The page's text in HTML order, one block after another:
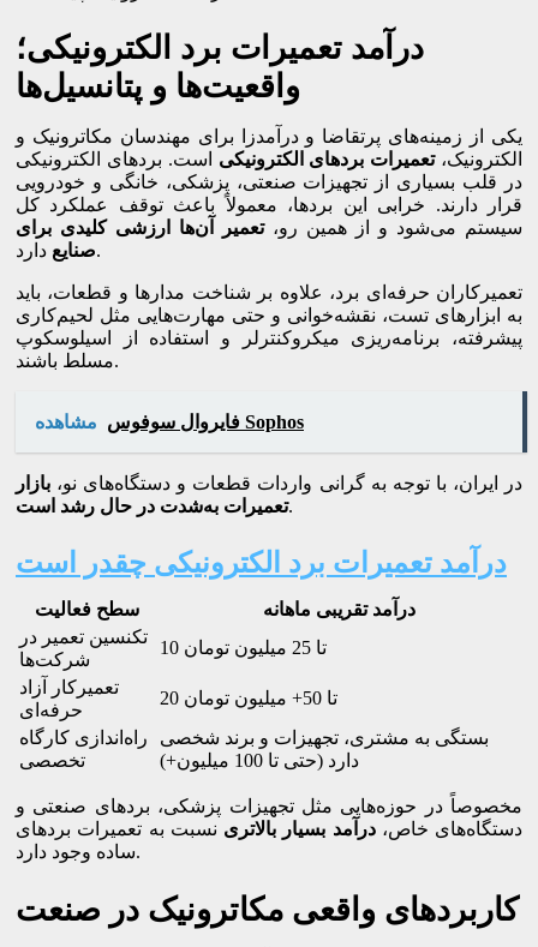
درآمد تعمیرات برد الکترونیکی؛
واقعیت‌ها و پتانسیل‌ها
یکی از زمینه‌های پرتقاضا و درآمدزا برای مهندسان مکاترونیک و
الکترونیک،تعمیرات بردهای الکترونیکی است. بردهای الکترونیکی
در قلب بسیاری از تجهیزات صنعتی، پزشکی، خانگی و خودرویی
قرار دارند. خرابی این بردها، معمولاً باعث توقف عملکرد کل
سیستم می‌شود و از همین رو،تعمیر آن‌ها ارزشی کلیدی برای
صنایعدارد.
تعمیرکاران حرفه‌ای برد، علاوه بر شناخت مدارها و قطعات، باید
به ابزارهای تست، نقشه‌خوانی و حتی مهارت‌هایی مثل لحیم‌کاری
پیشرفته، برنامه‌ریزی میکروکنترلر و استفاده از اسیلوسکوپ
مسلط باشند.
مشاهده فایروال سوفوس Sophos
در ایران، با توجه به گرانی واردات قطعات و دستگاه‌های نو، بازار
تعمیرات به‌شدت در حال رشد است.
درآمد تعمیرات برد الکترونیکی چقدر است
سطح فعالیت
درآمد تقریبی ماهانه
تکنسین تعمیر در
شرکت‌ها
10 تا 25 میلیون تومان
تعمیرکار آزاد
حرفه‌ای
20 تا 50+ میلیون تومان
راه‌اندازی کارگاه
تخصصی
بستگی به مشتری، تجهیزات و برند شخصی
دارد (حتی تا 100 میلیون+)
مخصوصاً در حوزه‌هایی مثل تجهیزات پزشکی، بردهای صنعتی و
دستگاه‌های خاص،درآمد بسیار بالاتری نسبت به تعمیرات بردهای
ساده وجود دارد.
کاربردهای واقعی مکاترونیک در صنعت